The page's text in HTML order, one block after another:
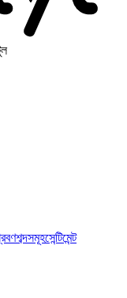
শব্দসমূহসেন্টিমেন্ট